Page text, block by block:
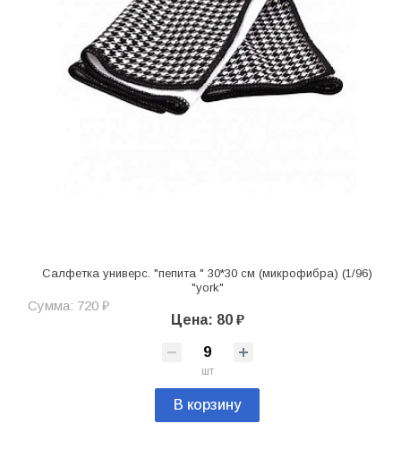
Салфетка универс. "пепита " 30*30 см (микрофибра) (1/96)
"york"
Сумма: 720 ₽
Цена: 80 ₽
шт
В корзину